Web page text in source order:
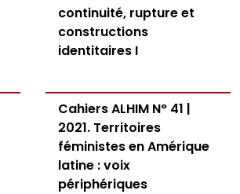
continuité, rupture et
constructions
identitaires I
Cahiers ALHIM N° 41 |
2021. Territoires
féministes en Amérique
latine : voix
périphériques